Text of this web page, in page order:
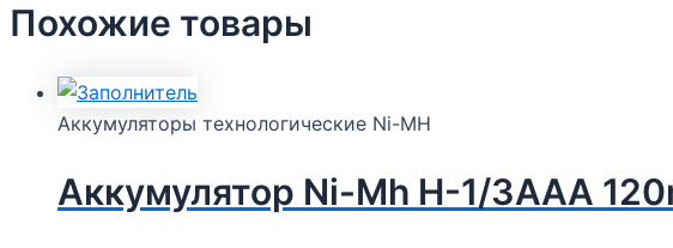
Похожие товары
Аккумуляторы технологические Ni-MH
Аккумулятор Ni-Mh H-1/3AAA